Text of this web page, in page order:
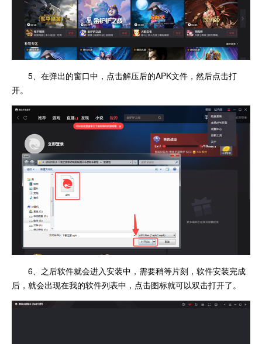
5、在弹出的窗口中，点击解压后的APK文件，然后点击打
开。
6、之后软件就会进入安装中，需要稍等片刻，软件安装完成
后，就会出现在我的软件列表中，点击图标就可以双击打开了。